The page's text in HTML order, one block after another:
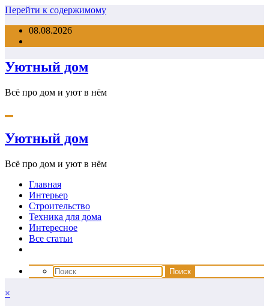
Перейти к содержимому
08.08.2026
Уютный дом
Всё про дом и уют в нём
Уютный дом
Всё про дом и уют в нём
Главная
Интерьер
Строительство
Техника для дома
Интересное
Все статьи
×